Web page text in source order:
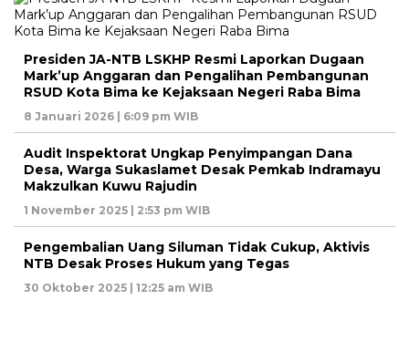
Presiden JA-NTB LSKHP Resmi Laporkan Dugaan
Mark’up Anggaran dan Pengalihan Pembangunan
RSUD Kota Bima ke Kejaksaan Negeri Raba Bima
8 Januari 2026 | 6:09 pm WIB
Audit Inspektorat Ungkap Penyimpangan Dana
Desa, Warga Sukaslamet Desak Pemkab Indramayu
Makzulkan Kuwu Rajudin
1 November 2025 | 2:53 pm WIB
Pengembalian Uang Siluman Tidak Cukup, Aktivis
NTB Desak Proses Hukum yang Tegas
30 Oktober 2025 | 12:25 am WIB